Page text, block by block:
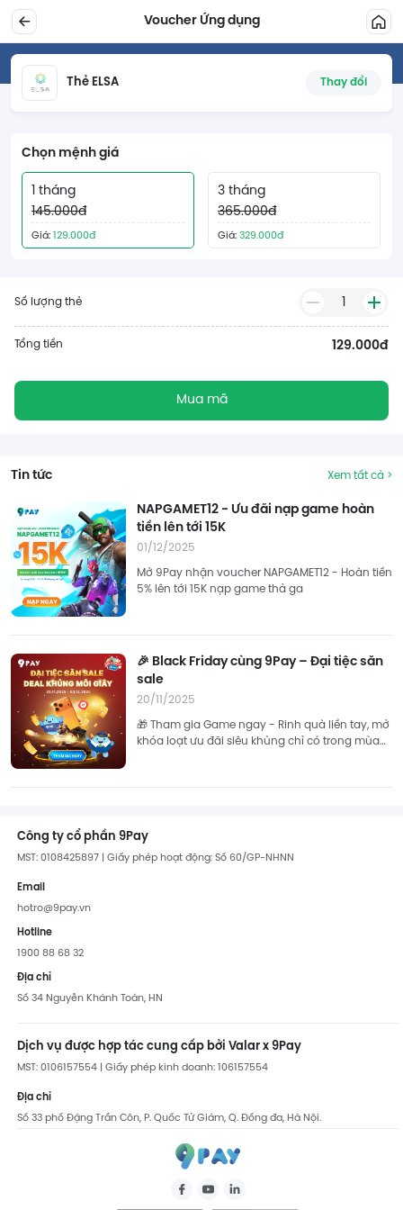
Voucher Ứng dụng
Thẻ ELSA Thay đổi
Chọn mệnh giá
1 tháng
145.000đ
Giá:129.000đ
3 tháng
365.000đ
Giá:329.000đ
Số lượng thẻ 1
Tổng tiền 129.000đ
Mua mã
Tin tức Xem tất cả >
NAPGAMET12 - Ưu đãi nạp game hoàn
tiền lên tới 15K
01/12/2025
Mở 9Pay nhận voucher NAPGAMET12 - Hoàn tiền
5% lên tới 15K nạp game thả ga
🎉 Black Friday cùng 9Pay – Đại tiệc săn
sale
20/11/2025
🎁 Tham gia Game ngay - Rinh quà liền tay, mở
khóa loạt ưu đãi siêu khủng chỉ có trong mùa
Công ty cổ phần 9Pay
MST: 0108425897 | Giấy phép hoạt động: Số 60/GP-NHNN
Email
hotro@9pay.vn
Hotline
1900 88 68 32
Địa chỉ
Số 34 Nguyễn Khánh Toàn, HN
Dịch vụ được hợp tác cung cấp bởi Valar x 9Pay
MST: 0106157554 | Giấy phép kinh doanh: 106157554
Địa chỉ
Số 33 phố Đặng Trần Côn, P. Quốc Tử Giám, Q. Đống đa, Hà Nội.